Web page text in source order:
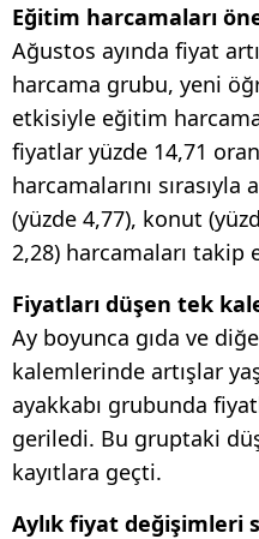
Eğitim harcamaları
Ağustos ayında fiyat
harcama grubu, yeni
etkisiyle eğitim
fiyatlar yüzde 14,71
harcamalarını
(yüzde 4,77), konut
2,28) harcamaları takip
Fiyatları düşen tek
Ay boyunca gıda ve
kalemlerinde artışlar
ayakkabı grubunda
geriledi. Bu gruptaki
kayıtlara geçti.
Aylık fiyat değişimleri